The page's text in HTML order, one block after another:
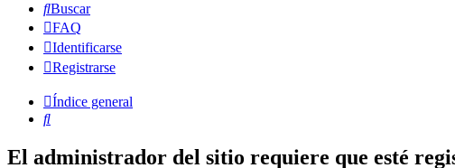
Buscar
FAQ
Identificarse
Registrarse
Índice general
Buscar
El administrador del sitio requiere que esté